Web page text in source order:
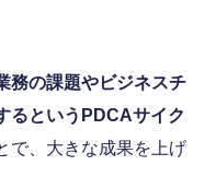
務の課題やビジネスチ
るというPDCAサイク
で、大きな成果を上げ